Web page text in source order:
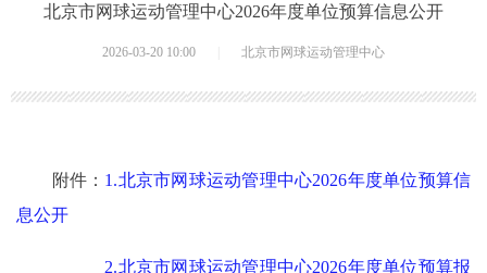
北京市网球运动管理中心2026年度单位预算信息公开
2026-03-20 10:00 北京市网球运动管理中心
附件： 1.北京市网球运动管理中心2026年度单位预算信
息公开
2.北京市网球运动管理中心2026年度单位预算报